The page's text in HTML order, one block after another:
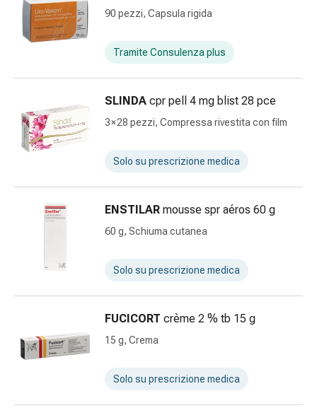
piegate
Medicazioni
Cerotti
di
Strisce
garza
Bendaggi
Bende,
accessori
Bende
Materiali
90 pezzi, Capsula rigida
Tramite Consulenza plus
SLINDA cpr pell 4 mg blist 28 pce
3 × 28 pezzi, Compressa rivestita con film
Solo su prescrizione medica
ENSTILAR mousse spr aéros 60 g
60 g, Schiuma cutanea
Solo su prescrizione medica
FUCICORT crème 2 % tb 15 g
15 g, Crema
Solo su prescrizione medica